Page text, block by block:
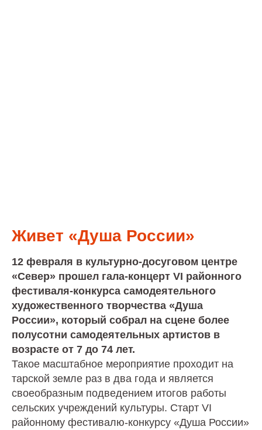
Живет «Душа России»
12 февраля в культурно-досуговом центре
«Север» прошел гала-концерт VI районного
фестиваля-конкурса самодеятельного
художественного творчества «Душа
России», который собрал на сцене более
полусотни самодеятельных артистов в
возрасте от 7 до 74 лет.
Такое масштабное мероприятие проходит на
тарской земле раз в два года и является
своеобразным подведением итогов работы
сельских учреждений культуры. Старт VI
районному фестивалю-конкурсу «Душа России»